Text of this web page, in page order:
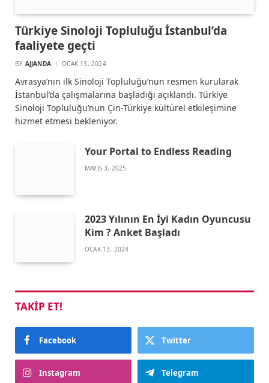
Türkiye Sinoloji Topluluğu İstanbul’da
faaliyete geçti
BY AJJANDA OCAK 13, 2024
Avrasya’nın ilk Sinoloji Topluluğu’nun resmen kurularak
İstanbul’da çalışmalarına başladığı açıklandı. Türkiye
Sinoloji Topluluğu’nun Çin-Türkiye kültürel etkileşimine
hizmet etmesi bekleniyor.
Your Portal to Endless Reading
MAYIS 3, 2025
2023 Yılının En İyi Kadın Oyuncusu
Kim ? Anket Başladı
OCAK 13, 2024
TAKIP ET!
Facebook Twitter
Instagram Telegram